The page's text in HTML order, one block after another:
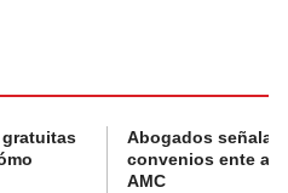
Abogados
convenios ente
AMC